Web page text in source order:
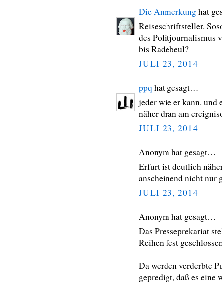
Die Anmerkunghat
Reiseschriftsteller.
des Politjournalismus
bis Radebeul?
JULI 23, 2014
ppq hat gesagt…
jeder wie er kann. und
näher dran am
JULI 23, 2014
Anonym hat gesagt…
Erfurt ist deutlich
anscheinend nicht nur
JULI 23, 2014
Anonym hat gesagt…
Das Presseprekariat
Reihen fest
Da werden verderbte
gepredigt, daß es eine